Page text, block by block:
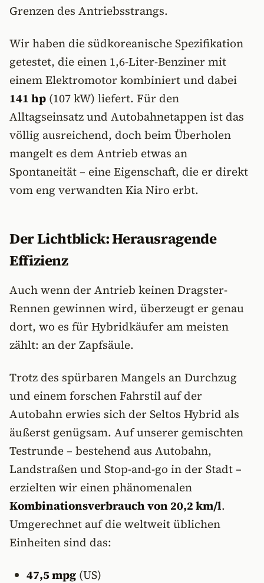
Grenzen des Antriebsstrangs.
Wir haben die südkoreanische Spezifikation
getestet, die einen 1,6-Liter-Benziner mit
einem Elektromotor kombiniert und dabei
141 hp (107 kW) liefert. Für den
Alltagseinsatz und Autobahnetappen ist das
völlig ausreichend, doch beim Überholen
mangelt es dem Antrieb etwas an
Spontaneität – eine Eigenschaft, die er direkt
vom eng verwandten Kia Niro erbt.
Der Lichtblick: Herausragende
Effizienz
Auch wenn der Antrieb keinen Dragster-
Rennen gewinnen wird, überzeugt er genau
dort, wo es für Hybridkäufer am meisten
zählt: an der Zapfsäule.
Trotz des spürbaren Mangels an Durchzug
und einem forschen Fahrstil auf der
Autobahn erwies sich der Seltos Hybrid als
äußerst genügsam. Auf unserer gemischten
Testrunde – bestehend aus Autobahn,
Landstraßen und Stop-and-go in der Stadt –
erzielten wir einen phänomenalen
Kombinationsverbrauch von 20,2 km/l.
Umgerechnet auf die weltweit üblichen
Einheiten sind das:
47,5 mpg(US)